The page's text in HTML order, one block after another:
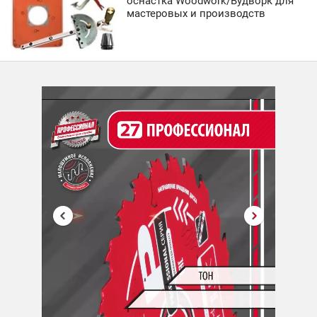
мастеровых и производств